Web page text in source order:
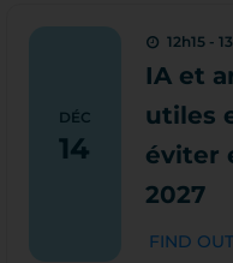
DÉC
14
12h15 -
IA et
utiles
éviter
2027
FIND